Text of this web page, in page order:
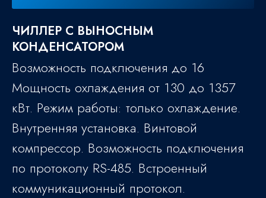
ЧИЛЛЕР С ВЫНОСНЫМ
КОНДЕНСАТОРОМ
Возможность подключения до 16
Мощность охлаждения от 130 до 1357
кВт. Режим работы: только охлаждение.
Внутренняя установка. Винтовой
компрессор. Возможность подключения
по протоколу RS-485. Встроенный
коммуникационный протокол.